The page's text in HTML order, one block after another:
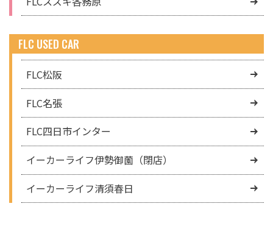
FLC USED CAR
FLC松阪
FLC名張
FLC四日市インター
イーカーライフ伊勢御薗（閉店）
イーカーライフ清須春日